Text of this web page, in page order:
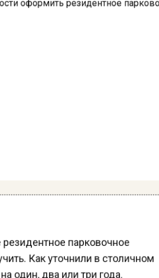
парковочное
Как уточнили в столичном
один, два или три года.